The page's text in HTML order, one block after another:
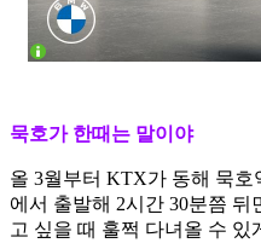
묵호가 한때는 말이야
올 3월부터 KTX가 동해 묵
에서 출발해 2시간 30분쯤 뒤
고 싶을 때 훌쩍 다녀올 수